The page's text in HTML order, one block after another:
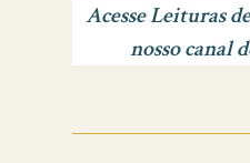
Acesse Leituras
nosso canal